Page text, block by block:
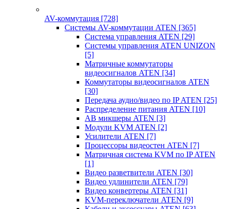
AV-коммутация [728]
Системы AV-коммутации ATEN [365]
Система управления ATEN [29]
Системы управления ATEN UNIZON
[5]
Матричные коммутаторы
видеосигналов ATEN [34]
Коммутаторы видеосигналов ATEN
[30]
Передача аудио/видео по IP ATEN [25]
Распределение питания ATEN [10]
АВ микшеры ATEN [3]
Модули KVM ATEN [2]
Усилители ATEN [7]
Процессоры видеостен ATEN [7]
Матричная система KVM по IP ATEN
[1]
Видео разветвители ATEN [30]
Видео удлинители ATEN [79]
Видео конвертеры ATEN [31]
KVM-переключатели ATEN [9]